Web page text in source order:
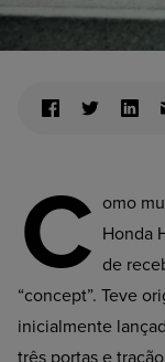
C omo
Honda
de
“concept”. Teve
inicialmente